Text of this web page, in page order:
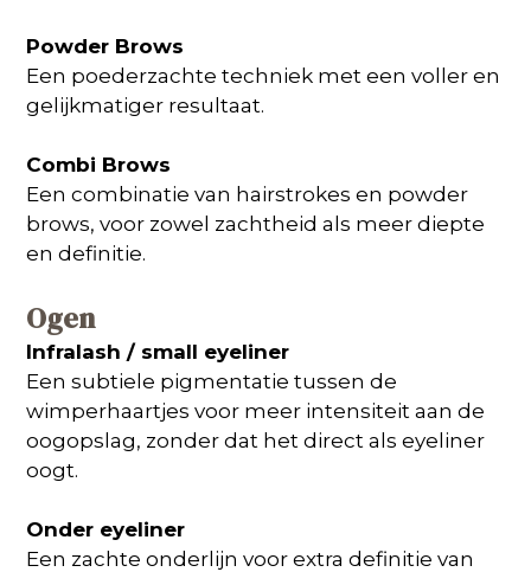
Powder Brows
Een poederzachte techniek met een voller en
gelijkmatiger resultaat.
Combi Brows
Een combinatie van hairstrokes en powder
brows, voor zowel zachtheid als meer diepte
en definitie.
Ogen
Infralash / small eyeliner
Een subtiele pigmentatie tussen de
wimperhaartjes voor meer intensiteit aan de
oogopslag, zonder dat het direct als eyeliner
oogt.
Onder eyeliner
Een zachte onderlijn voor extra definitie van